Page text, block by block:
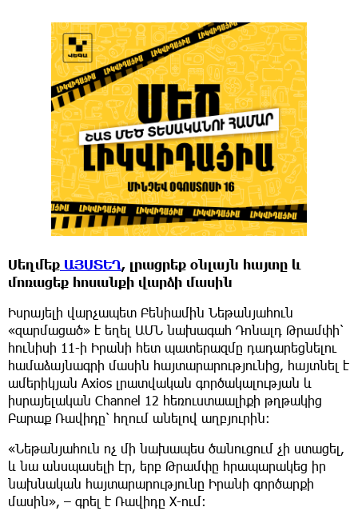
Սեղմեք ԱՅՍՏԵՂ, լրացրեք օնլայն հայտը և
մոռացեք հոսանքի վարձի մասին
Իսրայելի վարչապետ Բենիամին Նեթանյահուն
«զարմացած» է եղել ԱՄՆ նախագահ Դոնալդ Թրամփի՝
հունիսի 11-ի Իրանի հետ պատերազմը դադարեցնելու
համաձայնագրի մասին հայտարարությունից, հայտնել է
ամերիկյան Axios լրատվական գործակալության և
իսրայելական Channel 12 հեռուստաալիքի թղթակից
Բարաք Ռավիդը՝ հղում անելով աղբյուրին։
«Նեթանյահուն ոչ մի նախապես ծանուցում չի ստացել,
և նա անսպասելի էր, երբ Թրամփը հրապարակեց իր
նախնական հայտարարությունը Իրանի գործարքի
մասին», – գրել է Ռավիդը Х-ում։